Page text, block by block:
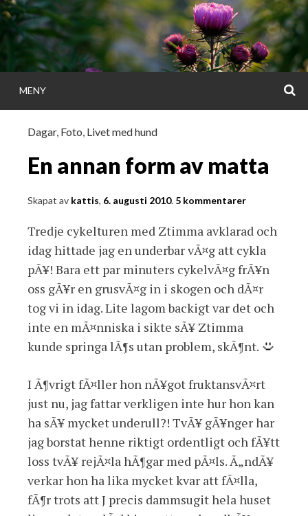
Gå
direkt
till
innehållet
MENY
Dagar, Foto, Livet med hund
En annan form av matta
Skapat av kattis, 6. augusti 2010. 5 kommentarer
Tredje cykelturen med Ztimma avklarad och
idag hittade jag en underbar vÃ¤g att cykla
pÃ¥! Bara ett par minuters cykelvÃ¤g frÃ¥n
oss gÃ¥r en grusvÃ¤g in i skogen och dÃ¤r
tog vi in idag. Lite lagom backigt var det och
inte en mÃ¤nniska i sikte sÃ¥ Ztimma
kunde springa lÃ¶s utan problem, skÃ¶nt.
I Ã¶vrigt fÃ¤ller hon nÃ¥got fruktansvÃ¤rt
just nu, jag fattar verkligen inte hur hon kan
ha sÃ¥ mycket underull?! TvÃ¥ gÃ¥nger har
jag borstat henne riktigt ordentligt och fÃ¥tt
loss tvÃ¥ rejÃ¤la hÃ¶gar med pÃ¤ls. Ã„ndÃ¥
verkar hon ha lika mycket kvar att fÃ¤lla,
fÃ¶r trots att J precis dammsugit hela huset